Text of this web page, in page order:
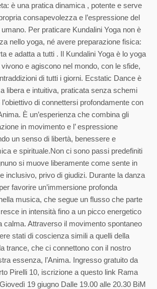
è una pratica dinamica , potente e serve
consapevolezza e l’espressione del
Per praticare Kundalini Yoga non è
nello yoga, né avere preparazione fisica:
e adatta a tutti . Il Kundalini Yoga è lo yoga
e agiscono nel mondo, con le sfide,
di tutti i giorni. Ecstatic Dance è
libera e intuitiva, praticata senza schemi
di connettersi profondamente con
È un’esperienza che combina gli
in movimento e l’ espressione
un senso di libertà, benessere e
e spirituale.Non ci sono passi predefiniti
si muove liberamente come sente in
inclusivo, privo di giudizi. Durante la danza
favorire un’immersione profonda
musica, che segue un flusso che parte
in intensità fino a un picco energetico
calma. Attraverso il movimento spontaneo
stati di coscienza simili a quelli della
trance, che ci connettono con il nostro
essenza, l’Anima. Ingresso gratuito da
Pirelli 10, iscrizione a questo link Rama
19 giugno Dalle 19.00 alle 20.30 BiM